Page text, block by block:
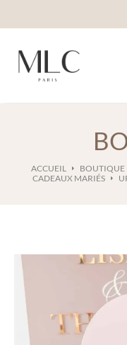
ACCUEIL BOUTIQUE
CADEAUX MARIÉS